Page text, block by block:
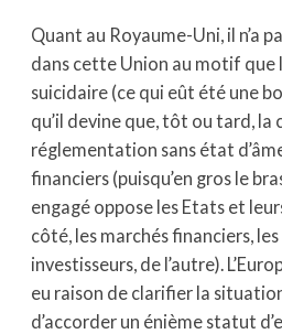
Quant au Royaume-Uni, il n’a
dans cette Union au motif que
suicidaire (ce qui eût été une
qu’il devine que, tôt ou tard, la
réglementation sans état
financiers (puisqu’en gros le
engagé oppose les Etats et
côté, les marchés financiers,
investisseurs, de l’autre).
eu raison de clarifier la
d’accorder un énième statut